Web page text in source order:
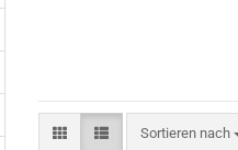
Sortieren nach
Sortieren nach